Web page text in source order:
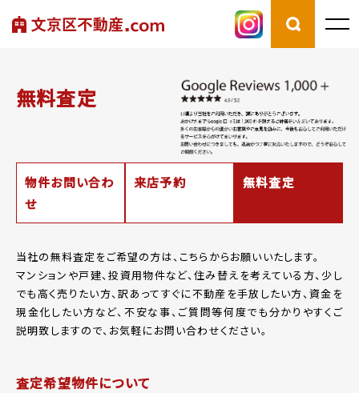
無料査定
物件お問い合わ
せ
来店予約 無料査定
当社の無料査定をご希望の方は、こちらからお願いいたします。
マンションや戸建、投資用物件など、住み替えを考えている方、少し
でも高く売りたい方、訳あってすぐに不動産を手放したい方、資金を
現金化したい方など、 不安な事、ご質問等何度でも分かりやすくご
説明致しますので、お気軽にお問い合わせください。
査定希望物件について